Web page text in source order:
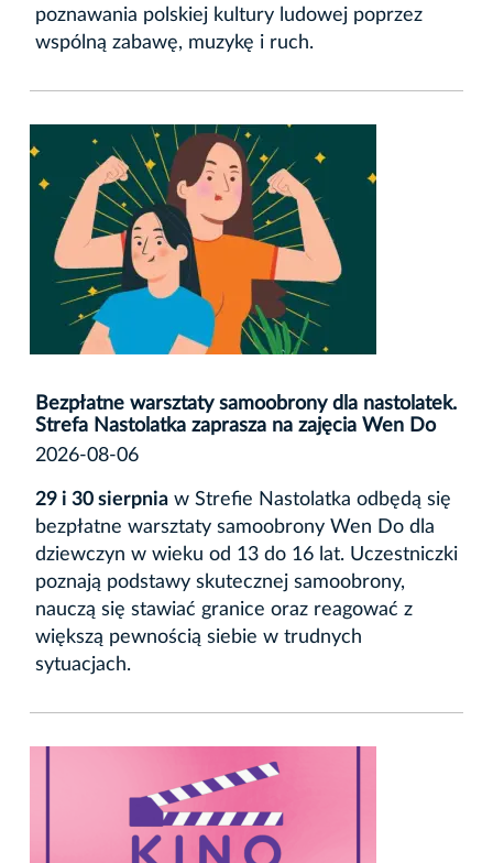
poznawania polskiej kultury ludowej poprzez
wspólną zabawę, muzykę i ruch.
Bezpłatne warsztaty samoobrony dla nastolatek.
Strefa Nastolatka zaprasza na zajęcia Wen Do
2026-08-06
29 i 30 sierpnia w Strefie Nastolatka odbędą się
bezpłatne warsztaty samoobrony Wen Do dla
dziewczyn w wieku od 13 do 16 lat. Uczestniczki
poznają podstawy skutecznej samoobrony,
nauczą się stawiać granice oraz reagować z
większą pewnością siebie w trudnych
sytuacjach.